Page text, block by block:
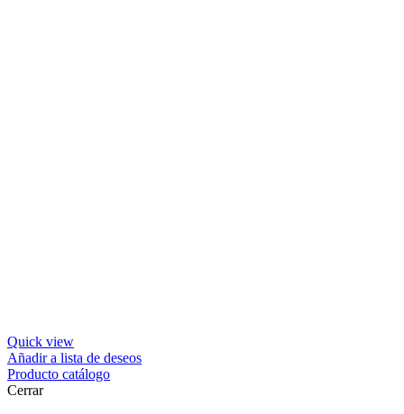
Quick view
Añadir a lista de deseos
Producto catálogo
Cerrar